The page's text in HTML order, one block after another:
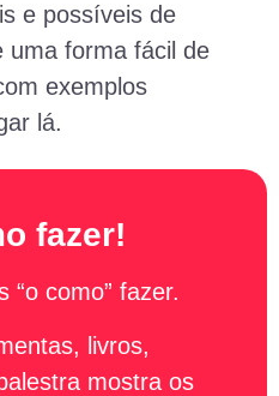
e possíveis de
uma forma fácil de
exemplos
lá.
fazer!
“o como” fazer.
livros,
mostra os